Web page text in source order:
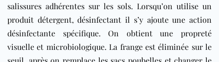
salissures adhérentes sur les sols. Lorsqu’on utilise un
produit détergent, désinfectant il s’y ajoute une action
désinfectante spécifique. On obtient une propreté
visuelle et microbiologique. La frange est éliminée sur le